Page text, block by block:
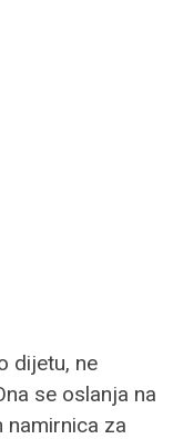
dijetu, ne
se oslanja na
namirnica za